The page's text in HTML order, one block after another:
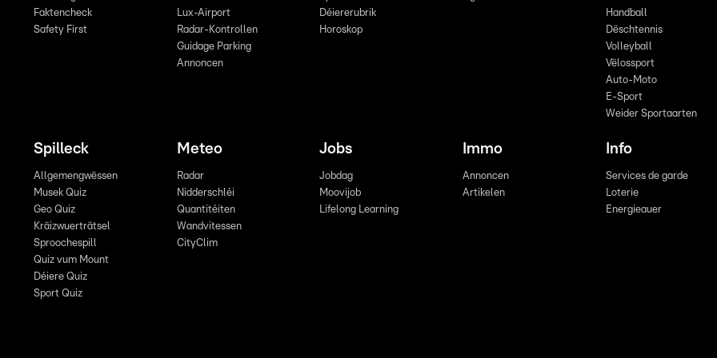
Faktencheck
Safety First
Lux-Airport
Radar-Kontrollen
Guidage Parking
Annoncen
Déiererubrik
Horoskop
Handball
Dëschtennis
Volleyball
Vëlossport
Auto-Moto
E-Sport
Weider Sportaarten
Spilleck
Allgemengwëssen
Musek Quiz
Geo Quiz
Kräizwuerträtsel
Sproochespill
Quiz vum Mount
Déiere Quiz
Sport Quiz
Meteo
Radar
Nidderschléi
Quantitéiten
Wandvitessen
CityClim
Jobs
Jobdag
Moovijob
Lifelong Learning
Immo
Annoncen
Artikelen
Info
Services de garde
Loterie
Energieauer